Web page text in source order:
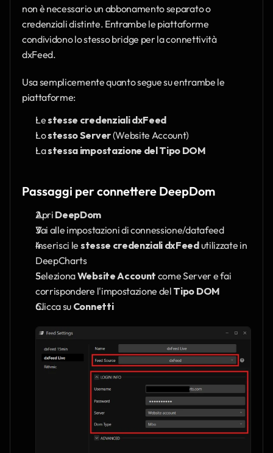
non è necessario un abbonamento separato o
credenziali distinte. Entrambe le piattaforme
condividono lo stesso bridge per la connettività
dxFeed.
Usa semplicemente quanto segue su entrambe le
piattaforme:
Le stesse credenziali dxFeed
Lo stesso Server (Website Account)
La stessa impostazione del Tipo DOM
Passaggi per connettere DeepDom
Apri DeepDom
Vai alle impostazioni di connessione/datafeed
Inserisci le stesse credenziali dxFeed utilizzate in
DeepCharts
Seleziona Website Account come Server e fai
corrispondere l'impostazione del Tipo DOM
Clicca su Connetti